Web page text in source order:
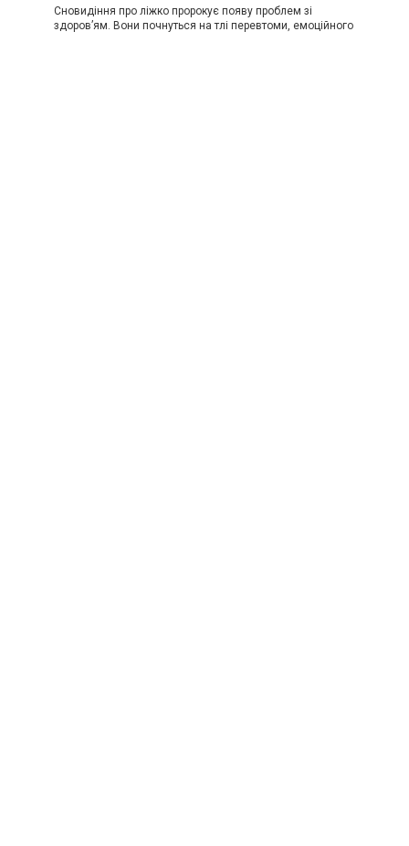
Сновидіння про ліжко пророкує появу проблем зі
здоров’ям. Вони почнуться на тлі перевтоми, емоційного